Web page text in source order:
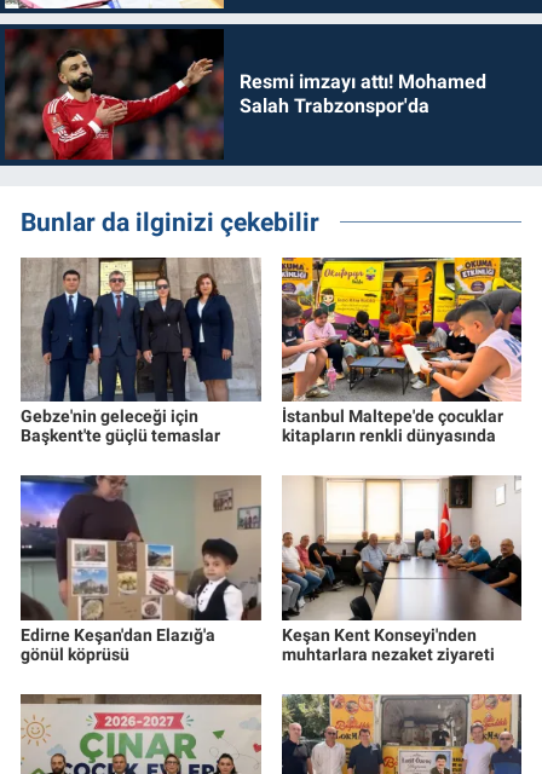
Resmi imzayı attı! Mohamed
Salah Trabzonspor'da
Bunlar da ilginizi çekebilir
Gebze'nin geleceği için
Başkent'te güçlü temaslar
İstanbul Maltepe'de çocuklar
kitapların renkli dünyasında
Edirne Keşan'dan Elazığ'a
gönül köprüsü
Keşan Kent Konseyi'nden
muhtarlara nezaket ziyareti